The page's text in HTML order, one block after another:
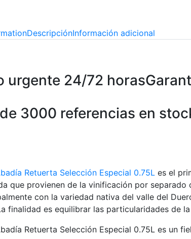
DescripciónInformación adicional
urgente 24/72 horas
3000 referencias en
Retuerta Selección Especial 0.75L es el
que provienen de la vinificación por
con la variedad nativa del valle del
finalidad es equilibrar las particularidades de
Retuerta Selección Especial 0.75L es un